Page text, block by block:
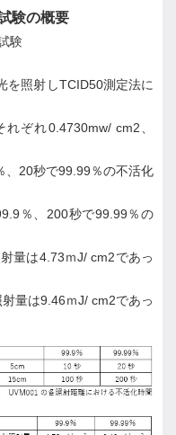
験の概要
験
を照射しTCID50測定法に
れ0.4730mw/ cm2、
、20秒で99.99％の不活化
、200秒で99.99％の
は4.73ｍJ/ cm2であっ
は9.46ｍJ/ cm2であっ